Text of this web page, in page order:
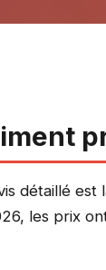
détaillé
les prix